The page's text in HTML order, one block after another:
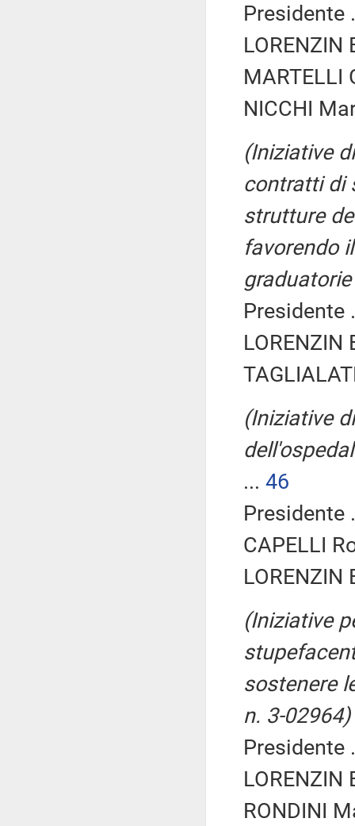
Presidente
MARTELLI
NICCHI
(Iniziative
contratti di
strutture
favorendo
Presidente
(Iniziative
... 46
Presidente
CAPELLI
(Iniziative
sostenere
n. 3-02964)
Presidente
RONDINI